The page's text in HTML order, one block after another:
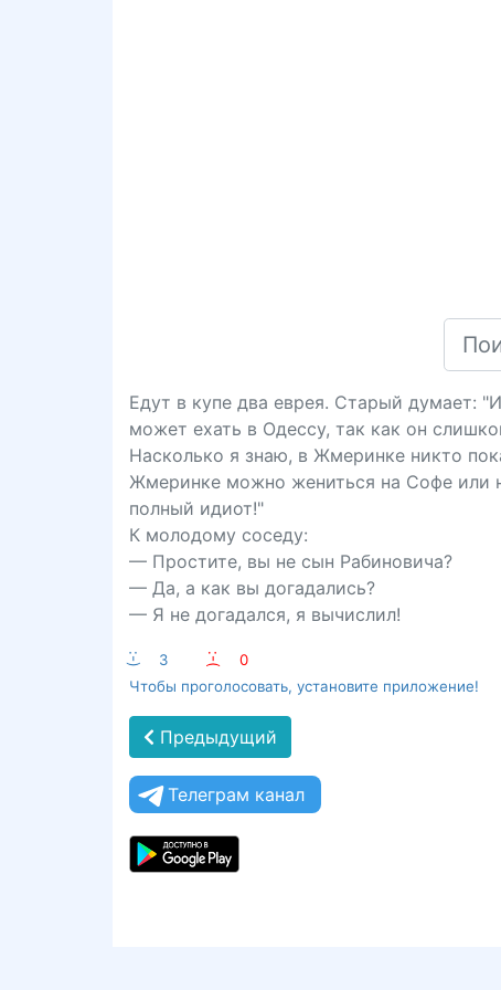
Едут в купе два еврея. Старый думает:
может ехать в Одессу, так как он
Насколько я знаю, в Жмеринке никто
Жмеринке можно жениться на Софе или
полный идиот!"
К молодому соседу:
— Простите, вы не сын Рабиновича?
— Да, а как вы догадались?
— Я не догадался, я вычислил!
:-) 3 :-(
0
Чтобы проголосовать, установите приложение!
Предыдущий
Телеграм канал